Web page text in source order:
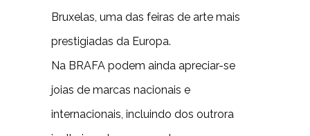
Bruxelas, uma das feiras de arte mais
prestigiadas da Europa.
Na BRAFA podem ainda apreciar-se
joias de marcas nacionais e
internacionais, incluindo dos outrora